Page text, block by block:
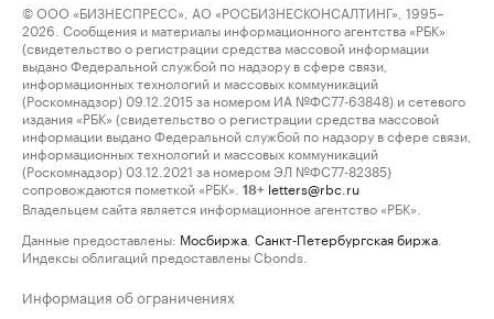
© ООО «БИЗНЕСПРЕСС», АО «РОСБИЗНЕСКОНСАЛТИНГ», 1995–
2026. Сообщения и материалы информационного агентства «РБК»
(свидетельство о регистрации средства массовой информации
выдано Федеральной службой по надзору в сфере связи,
информационных технологий и массовых коммуникаций
(Роскомнадзор) 09.12.2015 за номером ИА №ФС77-63848) и сетевого
издания «РБК» (свидетельство о регистрации средства массовой
информации выдано Федеральной службой по надзору в сфере связи,
информационных технологий и массовых коммуникаций
(Роскомнадзор) 03.12.2021 за номером ЭЛ №ФС77-82385)
сопровождаются пометкой «РБК».
18+ letters@rbc.ru
Владельцем сайта является информационное агентство «РБК».
Данные предоставлены: Мосбиржа Санкт-Петербургская биржа
Индексы облигаций предоставлены Cbonds.
Информация об ограничениях